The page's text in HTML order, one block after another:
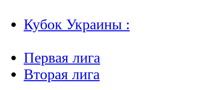
Кубок Украины :
Первая лига
Вторая лига